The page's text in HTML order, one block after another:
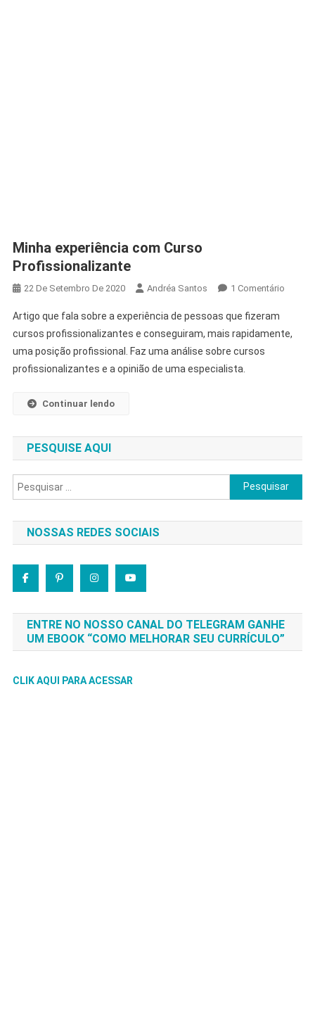
Minha experiência com Curso
Profissionalizante
22 De Setembro De 2020 Andréa Santos 1 ComentárioEm
Com
Artigo que fala sobre a experiência de pessoas que fizeram
cursos profissionalizantes e conseguiram, mais rapidamente,
uma posição profissional. Faz uma análise sobre cursos
profissionalizantes e a opinião de uma especialista.
Continuar lendo
PESQUISE AQUI
Pesquisar
por:
NOSSAS REDES SOCIAIS
ENTRE NO NOSSO CANAL DO TELEGRAM GANHE
UM EBOOK “COMO MELHORAR SEU CURRÍCULO”
CLIK AQUI PARA ACESSAR